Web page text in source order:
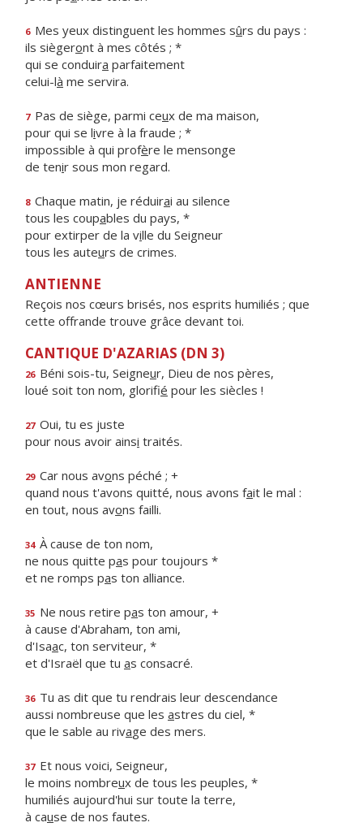
6 Mes yeux distinguent les hommes sûrs du pays :
ils siègeront à mes côtés ; *
qui se conduira parfaitement
celui-là me servira.
7 Pas de siège, parmi ceux de ma maison,
pour qui se livre à la fraude ; *
impossible à qui profère le mensonge
de tenir sous mon regard.
8 Chaque matin, je réduirai au silence
tous les coupables du pays, *
pour extirper de la ville du Seigneur
tous les auteurs de crimes.
ANTIENNE
Reçois nos cœurs brisés, nos esprits humiliés ; que
cette offrande trouve grâce devant toi.
CANTIQUE D'AZARIAS (DN 3)
26 Béni sois-tu, Seigneur, Dieu de nos pères,
loué soit ton nom, glorifié pour les siècles !
27 Oui, tu es juste
pour nous avoir ainsi traités.
29 Car nous avons péché ; +
quand nous t'avons quitté, nous avons fait le mal :
en tout, nous avons failli.
34 À cause de ton nom,
ne nous quitte pas pour toujours *
et ne romps pas ton alliance.
35 Ne nous retire pas ton amour, +
à cause d'Abraham, ton ami,
d'Isaac, ton serviteur, *
et d'Israël que tu as consacré.
36 Tu as dit que tu rendrais leur descendance
aussi nombreuse que les astres du ciel, *
que le sable au rivage des mers.
37 Et nous voici, Seigneur,
le moins nombreux de tous les peuples, *
humiliés aujourd'hui sur toute la terre,
à cause de nos fautes.